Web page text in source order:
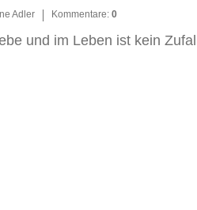
Adler Kommentare: 0
und im Leben ist kein